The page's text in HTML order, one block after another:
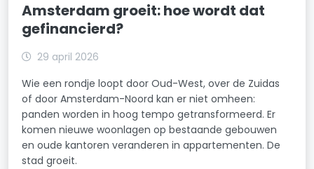
Amsterdam groeit: hoe wordt dat
gefinancierd?
29 april 2026
Wie een rondje loopt door Oud-West, over de Zuidas
of door Amsterdam-Noord kan er niet omheen:
panden worden in hoog tempo getransformeerd. Er
komen nieuwe woonlagen op bestaande gebouwen
en oude kantoren veranderen in appartementen. De
stad groeit.